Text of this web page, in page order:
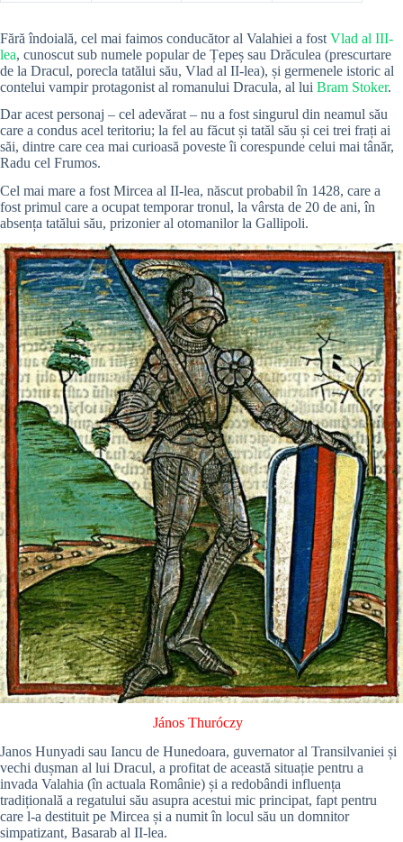
Fără îndoială, cel mai faimos conducător al Valahiei a fost Vlad al III-
lea, cunoscut sub numele popular de Țepeș sau Drăculea (prescurtare
de la Dracul, porecla tatălui său, Vlad al II-lea), și germenele istoric al
contelui vampir protagonist al romanului Dracula, al lui Bram Stoker.
Dar acest personaj – cel adevărat – nu a fost singurul din neamul său
care a condus acel teritoriu; la fel au făcut și tatăl său și cei trei frați ai
săi, dintre care cea mai curioasă poveste îi corespunde celui mai tânăr,
Radu cel Frumos.
Cel mai mare a fost Mircea al II-lea, născut probabil în 1428, care a
fost primul care a ocupat temporar tronul, la vârsta de 20 de ani, în
absența tatălui său, prizonier al otomanilor la Gallipoli.
János Thuróczy
Janos Hunyadi sau Iancu de Hunedoara, guvernator al Transilvaniei și
vechi dușman al lui Dracul, a profitat de această situație pentru a
invada Valahia (în actuala Românie) și a redobândi influența
tradițională a regatului său asupra acestui mic principat, fapt pentru
care l-a destituit pe Mircea și a numit în locul său un domnitor
simpatizant, Basarab al II-lea.